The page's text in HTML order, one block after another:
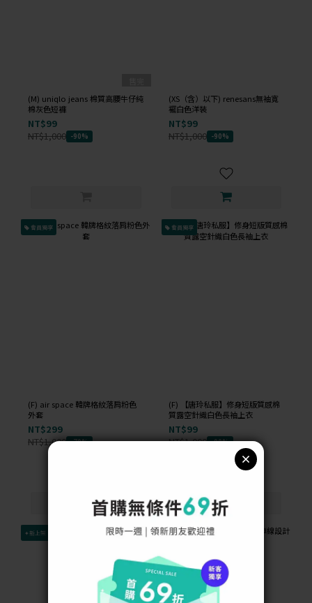
(M) uniqlo jeans 棉質高腰牛仔純
棉灰色短褲
NT$99
NT$1,000 -90%
(XS（含）以下) renesans無袖寬
襬白色洋裝
NT$99
NT$1,000 -90%
會員獨享
(F) air space 韓牌格紋落肩粉色
外套
NT$299
NT$1,000 -70%
會員獨享
(F) 【唐玲私服】修身短版質感棉
質露空針織白色長袖上衣
NT$99
NT$1,000 -90%
✦新上架 ✦新上架